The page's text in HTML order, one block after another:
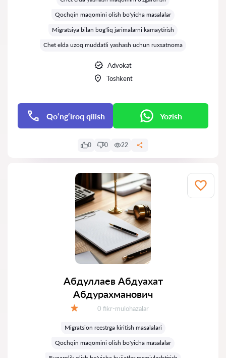
Qochqin maqomini olish bo'yicha masalalar
Migratsiya bilan bog'liq jarimalarni kamaytirish
Chet elda uzoq muddatli yashash uchun ruxsatnoma
Advokat
Toshkent
Qo‘ng‘iroq qilish Yozish
0 0 22
Абдуллаев Абдуахат
Абдурахманович
Fikrlar:
0 fikr-mulohazalar
Migratsion reestrga kiritish masalalari
Qochqin maqomini olish bo'yicha masalalar